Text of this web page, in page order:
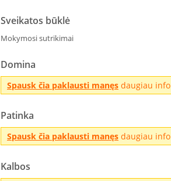
Sveikatos būklė
Mokymosi sutrikimai
Domina
Spausk čia paklausti manęs daugiau info
Patinka
Spausk čia paklausti manęs daugiau info
Kalbos